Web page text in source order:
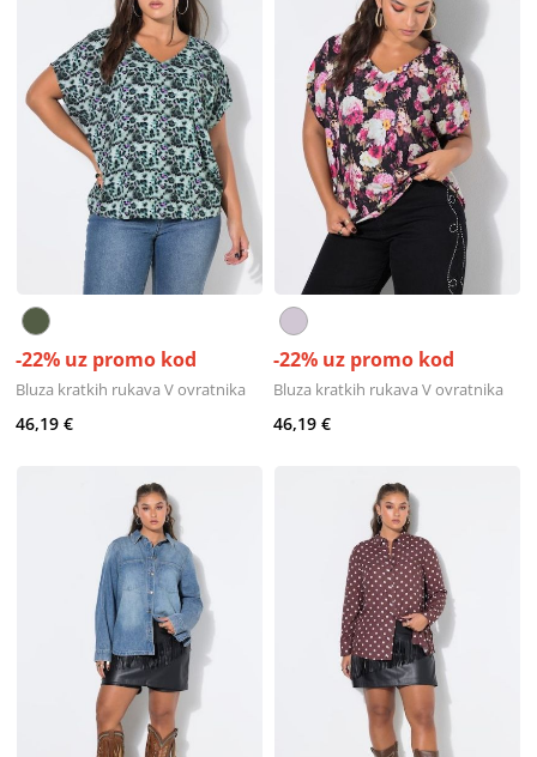
-22% uz promo kod
Bluza kratkih rukava V ovratnika
46,19 €
-22% uz promo kod
Bluza kratkih rukava V ovratnika
46,19 €